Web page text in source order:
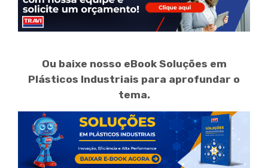
Ou baixe nosso eBook Soluções em
Plásticos Industriais para aprofundar o
tema.